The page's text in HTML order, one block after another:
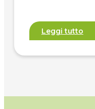
Leggi tutto